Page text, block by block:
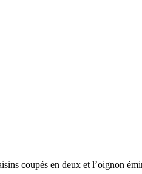
coupés en deux et l’oignon